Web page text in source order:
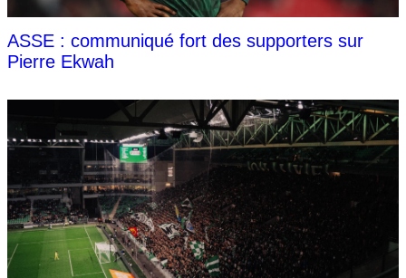
ASSE : communiqué fort des supporters sur
Pierre Ekwah